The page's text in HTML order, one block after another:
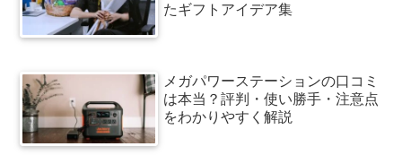
たギフトアイデア集
メガパワーステーションの口コミ
は本当？評判・使い勝手・注意点
をわかりやすく解説